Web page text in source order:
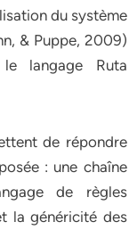
du système
& Puppe, 2009)
langage Ruta
de répondre
: une chaîne
de règles
la généricité des